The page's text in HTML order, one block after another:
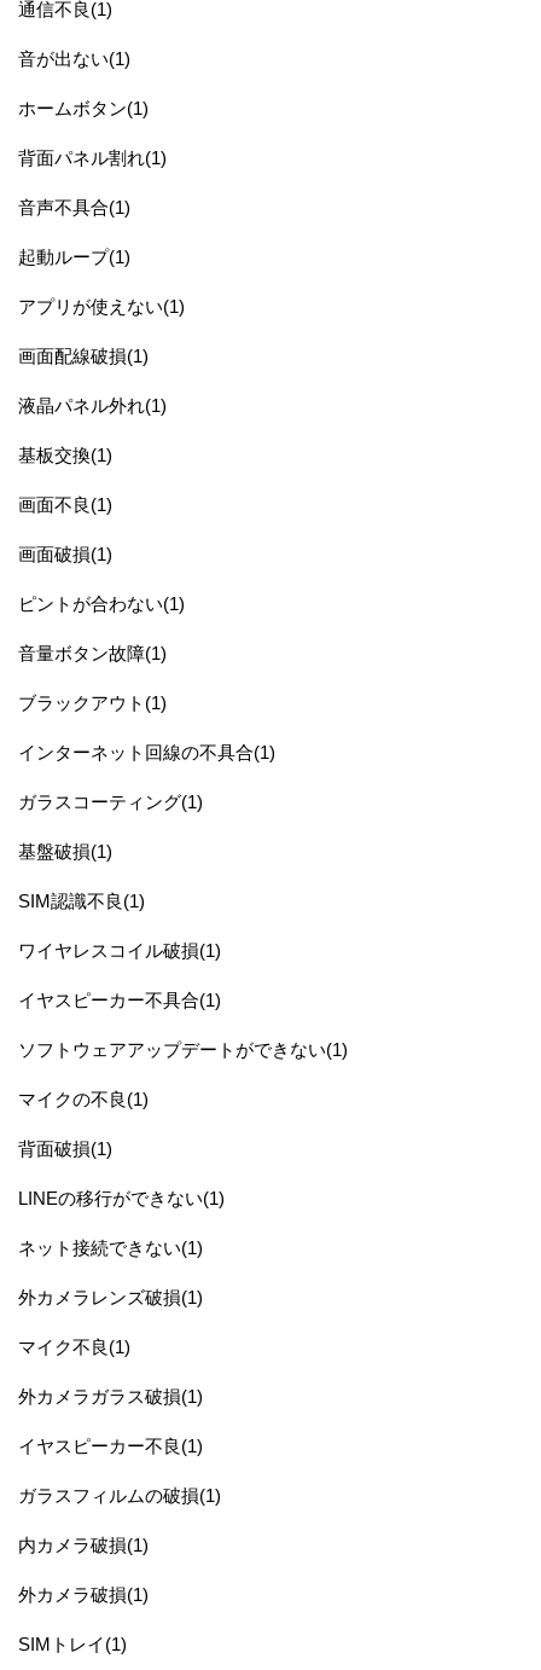
通信不良(1)
音が出ない(1)
ホームボタン(1)
背面パネル割れ(1)
音声不具合(1)
起動ループ(1)
アプリが使えない(1)
画面配線破損(1)
液晶パネル外れ(1)
基板交換(1)
画面不良(1)
画面破損(1)
ピントが合わない(1)
音量ボタン故障(1)
ブラックアウト(1)
インターネット回線の不具合(1)
ガラスコーティング(1)
基盤破損(1)
SIM認識不良(1)
ワイヤレスコイル破損(1)
イヤスピーカー不具合(1)
ソフトウェアアップデートができない(1)
マイクの不良(1)
背面破損(1)
LINEの移行ができない(1)
ネット接続できない(1)
外カメラレンズ破損(1)
マイク不良(1)
外カメラガラス破損(1)
イヤスピーカー不良(1)
ガラスフィルムの破損(1)
内カメラ破損(1)
外カメラ破損(1)
SIMトレイ(1)